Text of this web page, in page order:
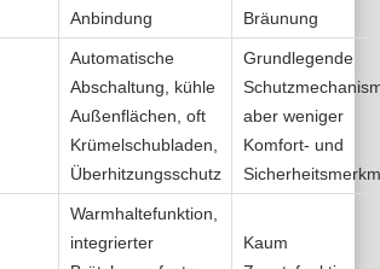
Anbindung
Bräunung
Automatische
Abschaltung, kühle
Außenflächen, oft
Krümelschubladen,
Überhitzungsschutz
Grundlegende
aber weniger
Komfort- und
Warmhaltefunktion,
integrierter
Kaum